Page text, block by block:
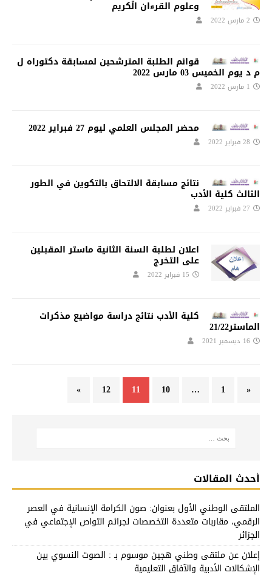
وعلوم القرءان الكريم
2 مارس 2022
قوائم الطلبة المترشحين لمسابقة دكتوراه ل
م د يوم الخميس 03 مارس 2022
1 مارس 2022
محضر المجلس العلمي ليوم 27 فبراير 2022
28 فبراير 2022
نتائج مسابقة الالتحاق بالتكوين في الطور
الثالث كلية الأدب
27 فبراير 2022
اعلان لطلبة السنة الثانية ماستر المقبلين
على التخرج
15 فبراير 2022
كلية الأدب نتائج دراسة مواضيع مذكرات
الماستر21/22
16 ديسمبر 2021
«
1
…
10
11
12
»
أحدث المقالات
الملتقى الوطني الأول بعنوان: صون الكرامة الإنسانية في العصر
الرقمي، مقاربات متعددة التخصصات لجرائم التواص الإجتماعي في
الجزائر
إعلان عن ملتقى وطني هجين موسوم بـ : الصوت النسوي بين
الإشكالات الأدبية والآفاق التعليمية